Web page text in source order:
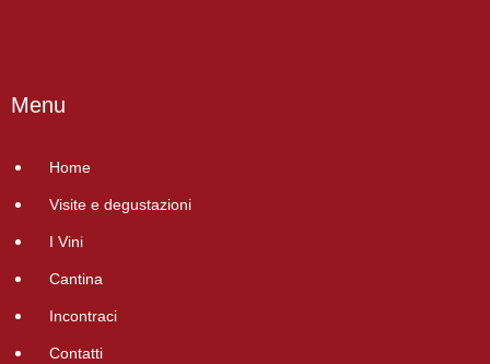
Menu
Home
Visite e degustazioni
I Vini
Cantina
Incontraci
Contatti